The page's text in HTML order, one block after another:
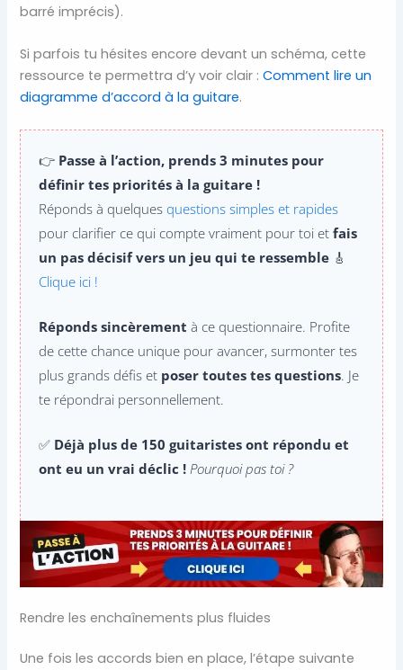
barré imprécis).
Si parfois tu hésites encore devant un schéma, cette
ressource te permettra d’y voir clair :Comment lire un
diagramme d’accord à la guitare.
👉 Passe à l’action, prends 3 minutes pour
définir tes priorités à la guitare !
Réponds à quelquesquestions simples et rapides
pour clarifier ce qui compte vraiment pour toi etfais
un pas décisif vers un jeu qui te ressemble 🎸
Clique ici !
Réponds sincèrement à ce questionnaire. Profite
de cette chance unique pour avancer, surmonter tes
plus grands défis et poser toutes tes questions. Je
te répondrai personnellement.
✅ Déjà plus de 150 guitaristes ont répondu et
ont eu un vrai déclic ! Pourquoi pas toi ?
Rendre les enchaînements plus fluides
Une fois les accords bien en place, l’étape suivante